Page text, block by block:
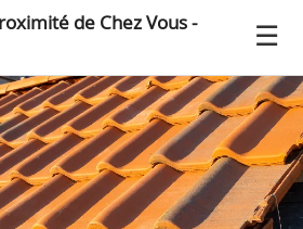
de Chez Vous -